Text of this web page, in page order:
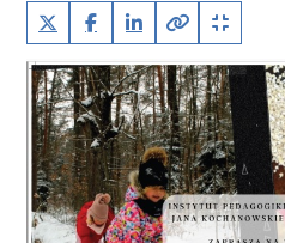
X (Twitter)FacebookLinkedInKopiuj pełny
Kopiuj